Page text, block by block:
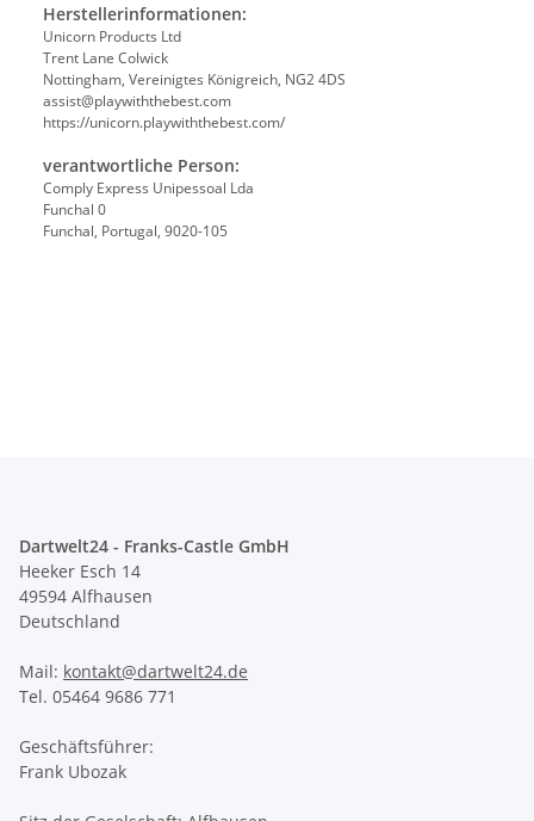
Herstellerinformationen:
Unicorn Products Ltd
Trent Lane Colwick
Nottingham, Vereinigtes Königreich, NG2 4DS
assist@playwiththebest.com
https://unicorn.playwiththebest.com/
verantwortliche Person:
Comply Express Unipessoal Lda
Funchal 0
Funchal, Portugal, 9020-105
Dartwelt24 - Franks-Castle GmbH
Heeker Esch 14
49594 Alfhausen
Deutschland
Mail: kontakt@dartwelt24.de
Tel. 05464 9686 771
Geschäftsführer:
Frank Ubozak